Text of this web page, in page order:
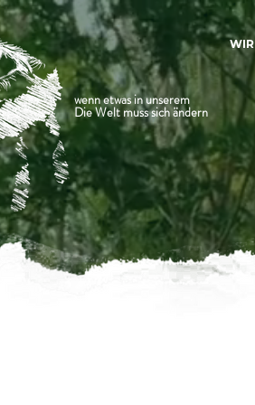
wenn etwas in unserem
Die Welt muss sich ändern